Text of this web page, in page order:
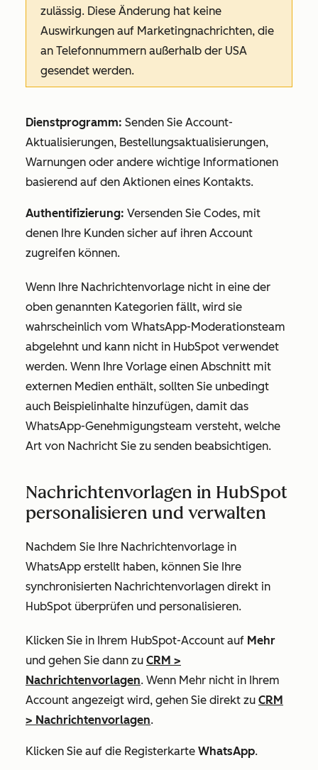
zulässig. Diese Änderung hat keine
Auswirkungen auf Marketingnachrichten, die
an Telefonnummern außerhalb der USA
gesendet werden.
Dienstprogramm: Senden Sie Account-
Aktualisierungen, Bestellungsaktualisierungen,
Warnungen oder andere wichtige Informationen
basierend auf den Aktionen eines Kontakts.
Authentifizierung: Versenden Sie Codes, mit
denen Ihre Kunden sicher auf ihren Account
zugreifen können.
Wenn Ihre Nachrichtenvorlage nicht in eine der
oben genannten Kategorien fällt, wird sie
wahrscheinlich vom WhatsApp-Moderationsteam
abgelehnt und kann nicht in HubSpot verwendet
werden. Wenn Ihre Vorlage einen Abschnitt mit
externen Medien enthält, sollten Sie unbedingt
auch Beispielinhalte hinzufügen, damit das
WhatsApp-Genehmigungsteam versteht, welche
Art von Nachricht Sie zu senden beabsichtigen.
Nachrichtenvorlagen in HubSpot
personalisieren und verwalten
Nachdem Sie Ihre Nachrichtenvorlage in
WhatsApp erstellt haben, können Sie Ihre
synchronisierten Nachrichtenvorlagen direkt in
HubSpot überprüfen und personalisieren.
Klicken Sie in Ihrem HubSpot-Account auf Mehr
und gehen Sie dann zu CRM >
Nachrichtenvorlagen. Wenn Mehr nicht in Ihrem
Account angezeigt wird, gehen Sie direkt zu CRM
> Nachrichtenvorlagen.
Klicken Sie auf die Registerkarte WhatsApp.